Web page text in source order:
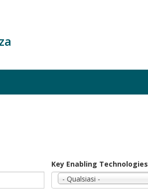
Key Enabling Technologies
- Qualsiasi -